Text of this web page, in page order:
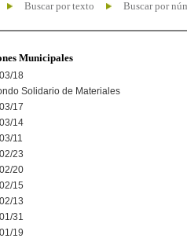
Buscar por texto Buscar por
Municipales
18
Solidario de Materiales
17
14
11
23
20
15
13
31
19